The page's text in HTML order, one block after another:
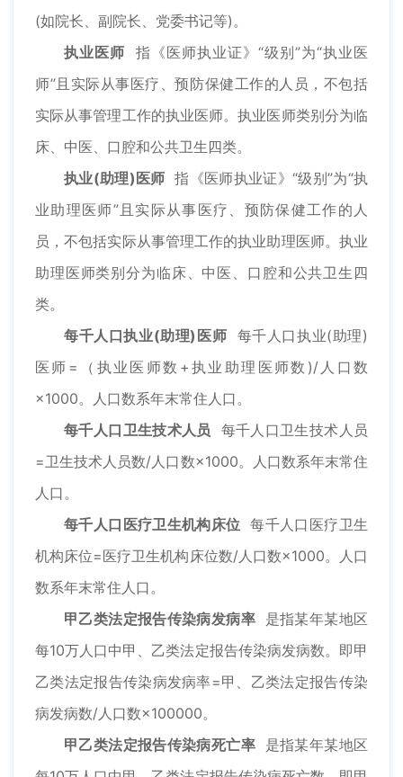
(如院长、副院长、党委书记等)。
执业医师 指《医师执业证》“级别”为“执业医
师”且实际从事医疗、预防保健工作的人员，不包括
实际从事管理工作的执业医师。执业医师类别分为临
床、中医、口腔和公共卫生四类。
执业(助理)医师 指《医师执业证》“级别”为“执
业助理医师”且实际从事医疗、预防保健工作的人
员，不包括实际从事管理工作的执业助理医师。执业
助理医师类别分为临床、中医、口腔和公共卫生四
类。
每千人口执业(助理)医师 每千人口执业(助理)
医师=（执业医师数+执业助理医师数)/人口数
×1000。人口数系年末常住人口。
每千人口卫生技术人员 每千人口卫生技术人员
=卫生技术人员数/人口数×1000。人口数系年末常住
人口。
每千人口医疗卫生机构床位 每千人口医疗卫生
机构床位=医疗卫生机构床位数/人口数×1000。人口
数系年末常住人口。
甲乙类法定报告传染病发病率是指某年某地区
每10万人口中甲、乙类法定报告传染病发病数。即甲
乙类法定报告传染病发病率=甲、乙类法定报告传染
病发病数/人口数×100000。
甲乙类法定报告传染病死亡率是指某年某地区